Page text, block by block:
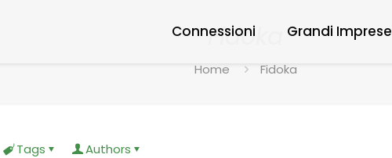
Connessioni Grandi Imprese
Fidoka
Home Fidoka
Tags Authors